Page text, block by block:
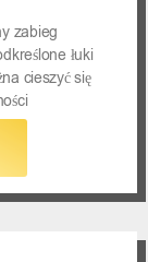
zabieg
łuki
cieszyć się